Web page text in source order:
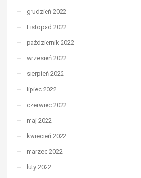
grudzień 2022
Listopad 2022
październik 2022
wrzesień 2022
sierpień 2022
lipiec 2022
czerwiec 2022
maj 2022
kwiecień 2022
marzec 2022
luty 2022